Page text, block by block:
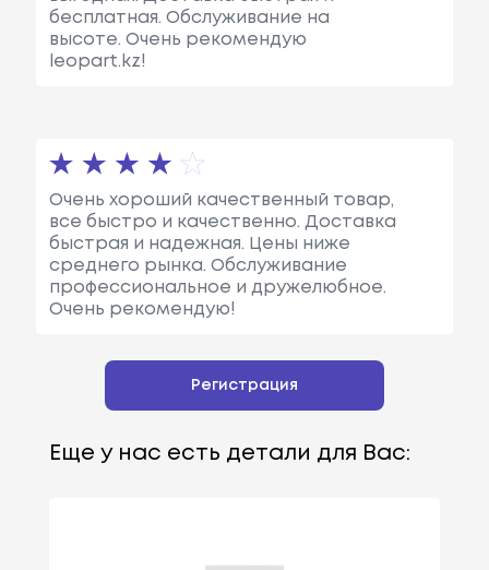
бесплатная. Обслуживание на
высоте. Очень рекомендую
leopart.kz!
Очень хороший качественный товар,
все быстро и качественно. Доставка
быстрая и надежная. Цены ниже
среднего рынка. Обслуживание
профессиональное и дружелюбное.
Очень рекомендую!
Регистрация
Еще у нас есть детали для Вас: